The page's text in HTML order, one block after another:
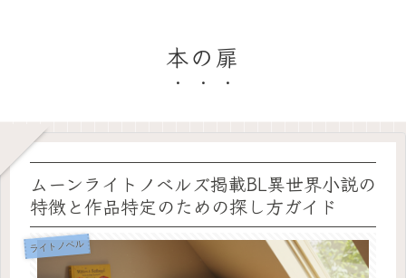
本の扉
ムーンライトノベルズ掲載BL異世界小説の
特徴と作品特定のための探し方ガイド
ライトノベル